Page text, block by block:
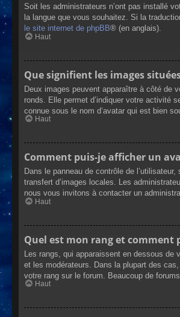
Soit les administrateurs n’ont pas installé
la langue que vous souhaitez. Si la
le site internet de phpBB® (en anglais).
Haut
Que signifient les images
Deux images peuvent apparaître à côté de
ronds. Elle permet d’indiquer votre activité
connue sous le nom d’avatar qui est bien
Haut
Comment puis-je afficher un
Dans le panneau de contrôle de
transfert d’images locales. Les
nous vous invitons à contacter un
Haut
Quel est mon rang et comment
Les rangs, qui apparaissent en dessous
et les modérateurs. Dans la plupart des
votre rang sur le forum. Beaucoup de
Haut